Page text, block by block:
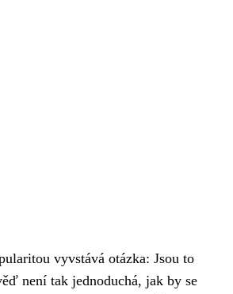
vyvstává otázka: Jsou to
není tak jednoduchá, jak by se